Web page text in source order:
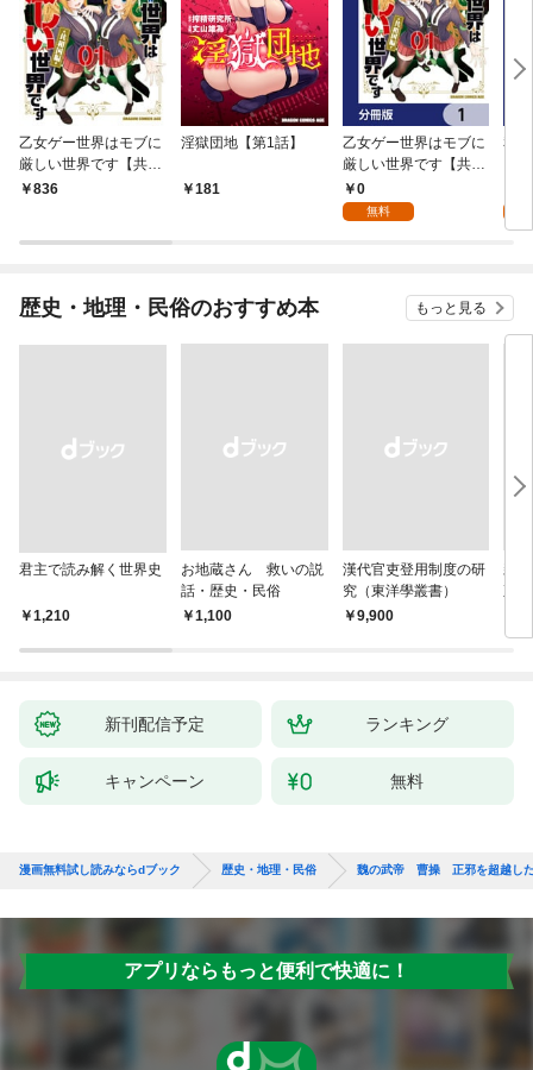
乙女ゲー世界はモブに
厳しい世界です【共和
国編】 ０１
836
淫獄団地【第1話】
181
乙女ゲー世界はモブに
厳しい世界です【共和
国編】【分冊版】 1
0
無料
私
を
版
歴史・地理・民俗のおすすめ本 もっと見る
君主で読み解く世界史
￥1,210
お地蔵さん 救いの説
話・歴史・民俗
￥1,100
漢代官吏登用制度の研
究（東洋學叢書）
￥9,900
親
直
新刊配信予定 ランキング
キャンペーン 無料
漫画無料試し読みならdブック 歴史・地理・民俗 魏の武帝 曹操 正邪を超越し
アプリならもっと便利で快適に！